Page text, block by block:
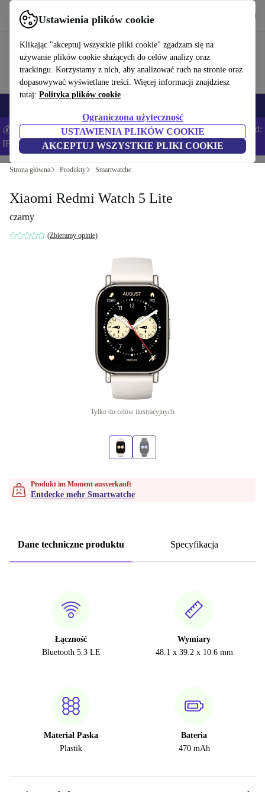
Ustawienia plików cookie
Klikając "akceptuj wszystkie pliki cookie" zgadzam się na
używanie plików cookie służących do celów analizy oraz
trackingu. Korzystamy z nich, aby analizować ruch na stronie oraz
dopasowywać wyświetlane treści. Więcej informacji znajdziesz
tutaj: Polityka plików cookie
Ograniczona użyteczność
USTAWIENIA PLIKÓW COOKIE
AKCEPTUJ WSZYSTKIE PLIKI COOKIE
Korzystaj z refurbed szybko i łatwo
💰Zaoszczędź DODATKOWE 5% na wszystkich iPhone’ach – Kod:
IPHONEDEAL –Regulamin
Strona główna Produkty Smartwatche
Xiaomi Redmi Watch 5 Lite
czarny
(Zbieramy opinie)
Tylko do celów ilustracyjnych
Produkt im Moment ausverkauft
Entdecke mehr Smartwatche
Dane techniczne produktu Specyfikacja
Łączność
Bluetooth 5.3 LE
Wymiary
48.1 x 39.2 x 10.6 mm
Materiał Paska
Plastik
Bateria
470 mAh